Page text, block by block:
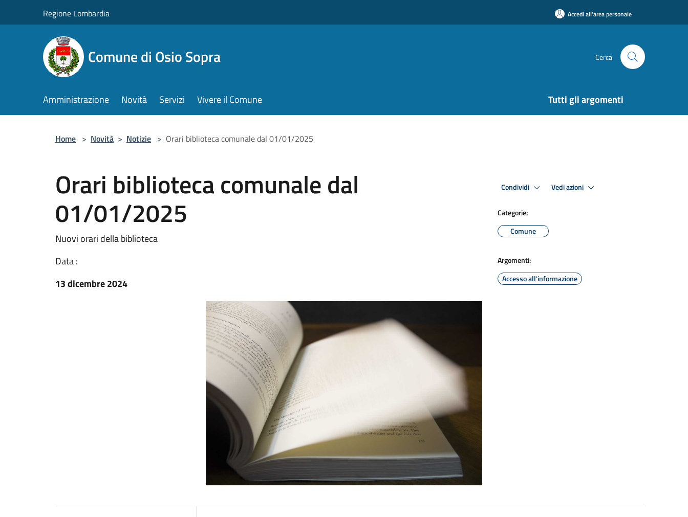
Regione Lombardia Accedi all'area personale
Comune di Osio Sopra Cerca
Amministrazione Novità Servizi Vivere il Comune Tutti gli argomenti
Home > Novità > Notizie > Orari biblioteca comunale dal 01/01/2025
Orari biblioteca comunale dal
01/01/2025
Nuovi orari della biblioteca
Data :
13 dicembre 2024
Condividi Vedi azioni
Categorie:
Comune
Argomenti:
Accesso all'informazione